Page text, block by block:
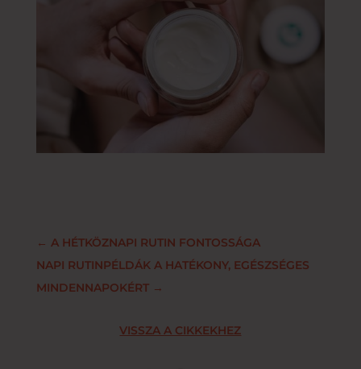
← A HÉTKÖZNAPI RUTIN FONTOSSÁGA
NAPI RUTINPÉLDÁK A HATÉKONY, EGÉSZSÉGES
MINDENNAPOKÉRT→
VISSZA A CIKKEKHEZ